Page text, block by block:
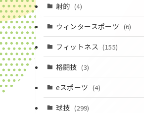
(2)
(1)
射的 (4)
(4)
ウィンタースポーツ (6)
(6)
フィットネス (155)
(16)
格闘技 (3)
(3)
eスポーツ (4)
球技 (299)